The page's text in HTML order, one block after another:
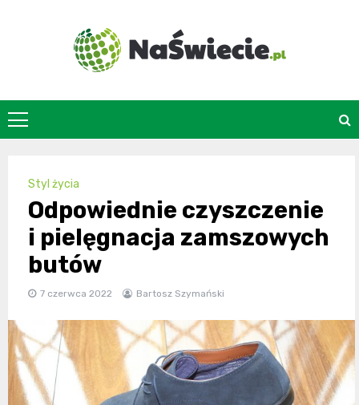
naswiecie.pl
Styl życia
Odpowiednie czyszczenie
i pielęgnacja zamszowych
butów
7 czerwca 2022 Bartosz Szymański